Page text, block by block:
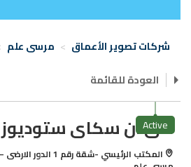
شركات تصوير الأعماق مرسى علم
العودة للقائمة
Active
سى ان سكاى ستوديوز